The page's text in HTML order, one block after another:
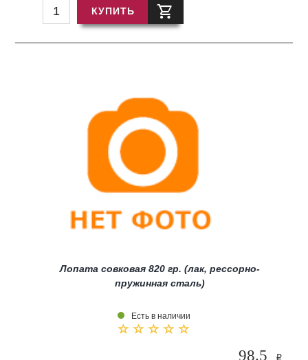
КУПИТЬ
Лопата совковая 820 гр. (лак, рессорно-
пружинная сталь)
Есть в наличии